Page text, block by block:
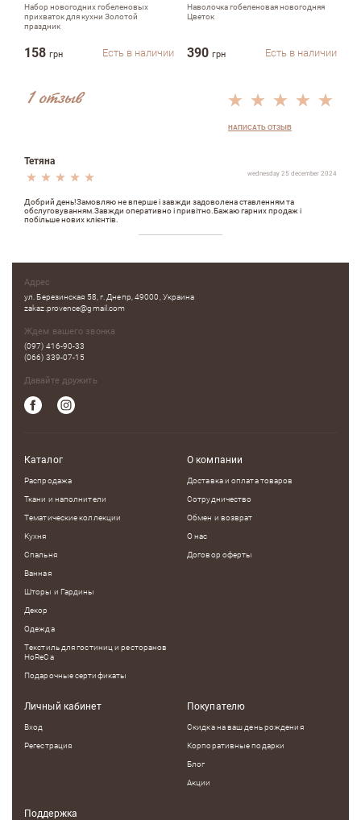
1 отзыв
НАПИСАТЬ ОТЗЫВ
Тетяна
wednesday 25 december 2024
Добрий день!Замовляю не вперше i завжди задоволена ставленням та
обслуговуванням.Завжди оперативно i привiтно.Бажаю гарних продаж i
побiльше нових клiєнтiв.
Набор новогодних гобеленовых
прихваток для кухни Золотой
праздник
158 грн Есть в наличии
Наволочка гобеленовая новогодняя
Цветок
390 грн Есть в наличии
Адрес
ул. Березинская 58, г. Днепр, 49000, Украина
zakaz.provence@gmail.com
Ждем вашего звонка
(097) 416-90-33
(066) 339-07-15
Давайте дружить
Каталог
Распродажа
Ткани и наполнители
Тематические коллекции
Кухня
Спальня
Ванная
Шторы и Гардины
Декор
Одежда
Текстиль для гостиниц и ресторанов
HoReCa
Подарочные сертификаты
О компании
Доставка и оплата товаров
Сотрудничество
Обмен и возврат
О нас
Договор оферты
Личный кабинет
Вход
Регестрация
Покупателю
Скидка на ваш день рождения
Корпоративные подарки
Блог
Акции
Поддержка